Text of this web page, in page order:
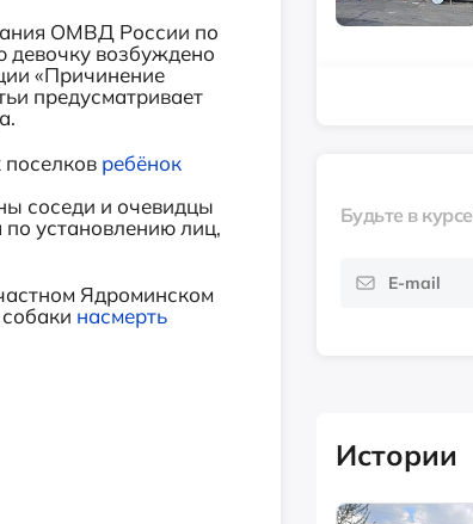
ОМВД России по
девочку возбуждено
«Причинение
предусматривает
ребёнок
соседи и очевидцы
установлению лиц,
Ядроминском
насмерть
Будьте в курсе
Истории